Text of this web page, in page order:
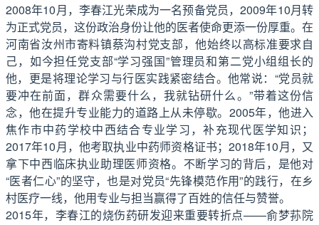
2008年10月，李春江光荣成为一名预备党员，2009年10月转
为正式党员，这份政治身份让他的医者使命更添一份厚重。在
河南省汝州市寄料镇蔡沟村党支部，他始终以高标准要求自
己，如今担任党支部“学习强国”管理员和第二党小组组长的
他，更是将理论学习与行医实践紧密结合。他常说：“党员就
要冲在前面，群众需要什么，我就钻研什么。”带着这份信
念，他在提升专业能力的道路上从未停歇。2005年，他进入
焦作市中药学校中西结合专业学习，补充现代医学知识；
2017年10月，他考取执业中药师资格证书；2018年10月，又
拿下中西临床执业助理医师资格。不断学习的背后，是他对
“医者仁心”的坚守，也是对党员“先锋模范作用”的践行，在乡
村医疗一线，他用专业与担当赢得了百姓的信任与赞誉。
2015年，李春江的烧伤药研发迎来重要转折点——俞梦荪院